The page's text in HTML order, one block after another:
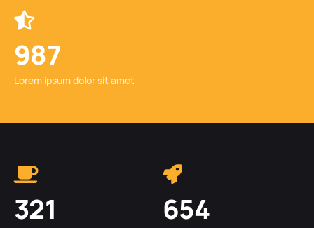
987
Lorem ipsum dolor sit amet
321 654